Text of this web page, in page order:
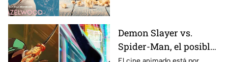
Demon Slayer vs.
Spider-Man, el posible